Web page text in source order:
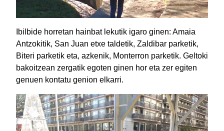
Ibilbide horretan hainbat lekutik igaro ginen: Amaia
Antzokitik, San Juan etxe taldetik, Zaldibar parketik,
Biteri parketik eta, azkenik, Monterron parketik. Geltoki
bakoitzean zergatik egoten ginen hor eta zer egiten
genuen kontatu genion elkarri.